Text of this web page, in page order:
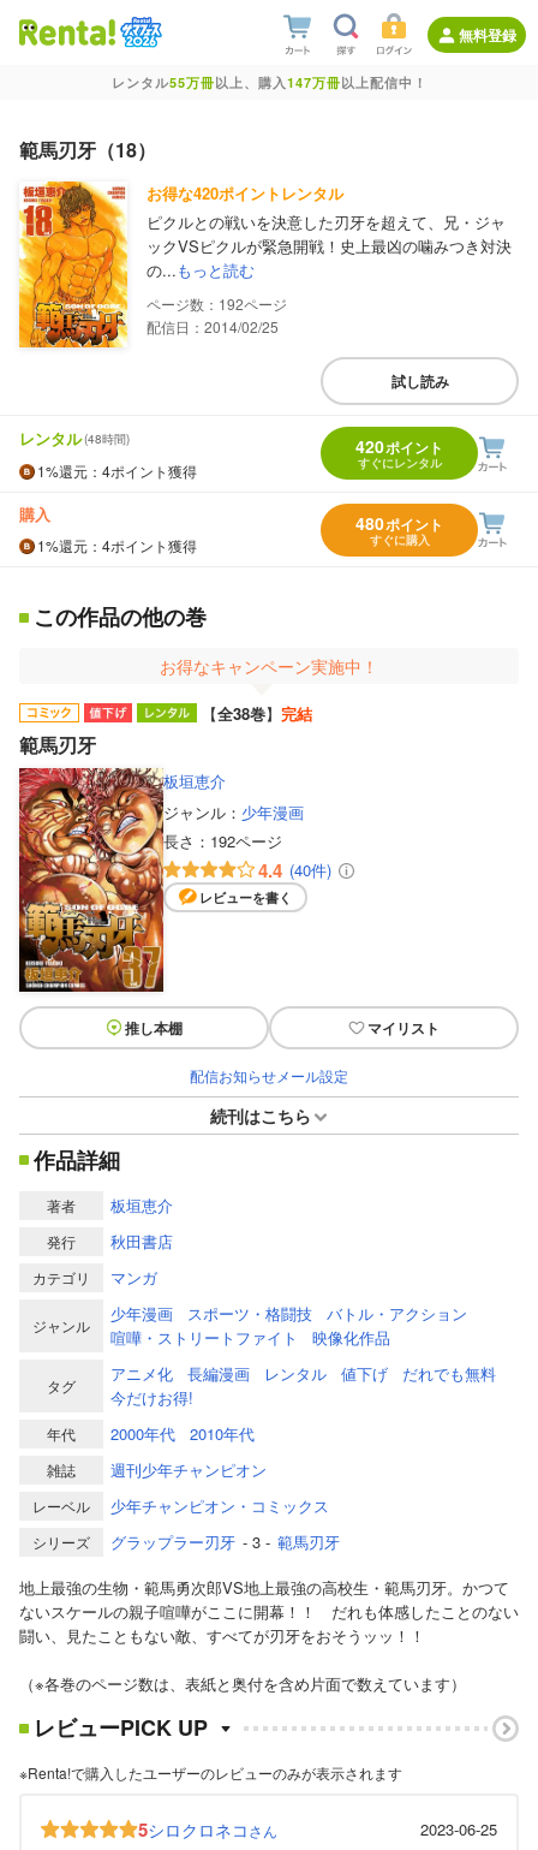
無料登録
レンタル55万冊以上、購入147万冊以上配信中！
範馬刃牙（18）
お得な420ポイントレンタル
ピクルとの戦いを決意した刃牙を超えて、兄・ジャ
ックVSピクルが緊急開戦！史上最凶の噛みつき対決
の...もっと読む
192
配信日：2014/02/25
試し読み
レンタル(48時間)
1%還元 ：4ポイント獲得
420ポイント
すぐにレンタル
購入
1%還元 ：4ポイント獲得
480ポイント
すぐに購入
この作品の他の巻
お得なキャンペーン実施中！
【全38巻】 完結
範馬刃牙
板垣恵介
ジャンル： 少年漫画
長さ： 192ページ
4.4 (40件)
レビューを書く
推し本棚 マイリスト
配信お知らせメール設定
続刊はこちら
作品詳細
著者 板垣恵介
発行 秋田書店
カテゴリ マンガ
ジャンル
少年漫画 スポーツ・格闘技
バトル・アクション
喧嘩・ストリートファイト
映像化作品
タグ
アニメ化 長編漫画 レンタル 値下げ
だれでも無料
今だけお得!
年代 2000年代 2010年代
雑誌 週刊少年チャンピオン
レーベル 少年チャンピオン・コミックス
シリーズ グラップラー刃牙 - 3 - 範馬刃牙
地上最強の生物・範馬勇次郎VS地上最強の高校生・範馬刃牙。かつて
ないスケールの親子喧嘩がここに開幕！！ だれも体感したことのない
闘い、見たこともない敵、すべてが刃牙をおそうッッ！！
（※各巻のページ数は、表紙と奥付を含め片面で数えています）
レビューPICK UP
※Renta!で購入したユーザーのレビューのみが表示されます
5シロクロネコさん
2023-06-25